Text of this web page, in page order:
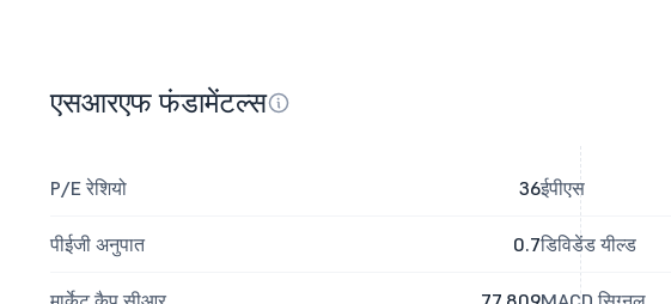
एसआरएफ फंडामेंटल्स
P/E रेशियो 36
पीईजी अनुपात 0.7
ईपीएस
डिविडेंड यील्ड